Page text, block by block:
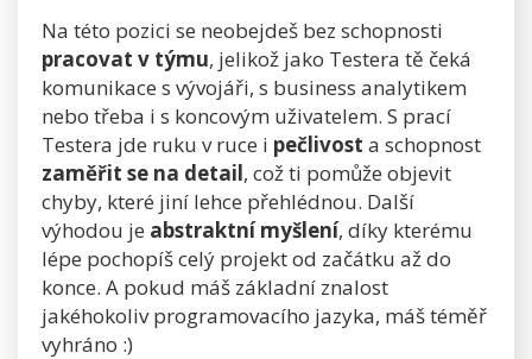
Na této pozici se neobejdeš bez schopnosti
pracovat v týmu, jelikož jako Testera tě čeká
komunikace s vývojáři, s business analytikem
nebo třeba i s koncovým uživatelem. S prací
Testera jde ruku v ruce i pečlivost a schopnost
zaměřit se na detail, což ti pomůže objevit
chyby, které jiní lehce přehlédnou. Další
výhodou je abstraktní myšlení, díky kterému
lépe pochopíš celý projekt od začátku až do
konce. A pokud máš základní znalost
jakéhokoliv programovacího jazyka, máš téměř
vyhráno :)